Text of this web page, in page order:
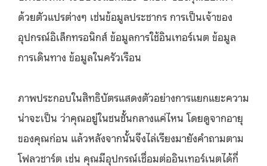
ด้วยตัวแปรต่างๆ เช่นข้อมูลประชากร การเป็นเจ้าของ
อุปกรณ์อิเล็กทรอนิกส์ ข้อมูลการใช้อินเทอร์เนต ข้อมูล
การเดินทาง ข้อมูลในครัวเรือน
ภาพประกอบในสิทธิบัตรแสดงตัวอย่างการแยกแยะความ
น่าจะเป็น ว่าคุณอยู่ในชนชั้นกลางแค่ไหน โดยดูจากอายุ
ของคุณก่อน แล้วหลังจากนั้นจึงไล่เรียงมายังคำถามตาม
โฟลวชาร์ต เช่น คุณมีอุปกรณ์เชื่อมต่ออินเทอร์เนตได้กี่